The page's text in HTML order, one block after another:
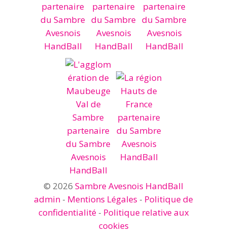
© 2026 Sambre Avesnois HandBall
admin - Mentions Légales - Politique de
confidentialité- Politique relative aux
cookies